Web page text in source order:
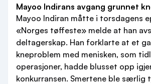
Mayoo Indirans avgang grunnet
Mayoo Indiran måtte i torsdagens
«Norges tøffeste» melde at han
deltagerskap. Han forklarte at et
kneproblem med menisken, som
operasjoner, hadde blusset opp
konkurransen. Smertene ble særlig